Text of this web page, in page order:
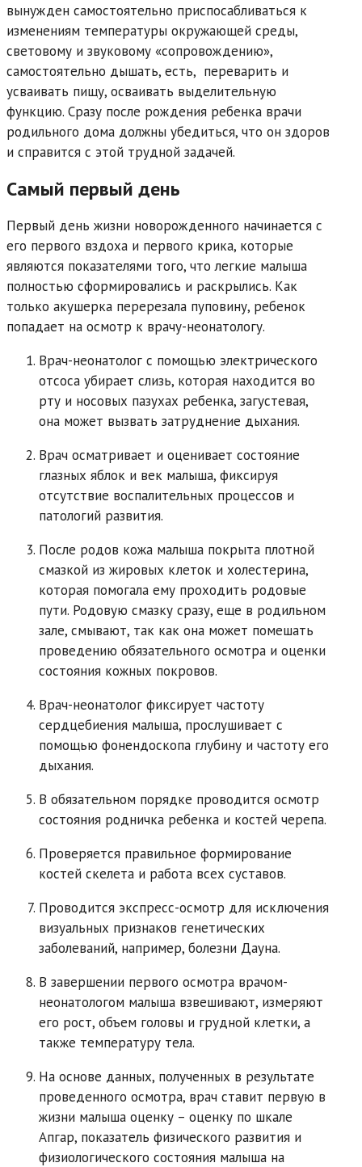
вынужден самостоятельно приспосабливаться к
изменениям температуры окружающей среды,
световому и звуковому «сопровождению»,
самостоятельно дышать, есть, переварить и
усваивать пищу, осваивать выделительную
функцию. Сразу после рождения ребенка врачи
родильного дома должны убедиться, что он здоров
и справится с этой трудной задачей.
Самый первый день
Первый день жизни новорожденного начинается с
его первого вздоха и первого крика, которые
являются показателями того, что легкие малыша
полностью сформировались и раскрылись. Как
только акушерка перерезала пуповину, ребенок
попадает на осмотр к врачу-неонатологу.
Врач-неонатолог с помощью электрического
отсоса убирает слизь, которая находится во
рту и носовых пазухах ребенка, загустевая,
она может вызвать затруднение дыхания.
Врач осматривает и оценивает состояние
глазных яблок и век малыша, фиксируя
отсутствие воспалительных процессов и
патологий развития.
После родов кожа малыша покрыта плотной
смазкой из жировых клеток и холестерина,
которая помогала ему проходить родовые
пути. Родовую смазку сразу, еще в родильном
зале, смывают, так как она может помешать
проведению обязательного осмотра и оценки
состояния кожных покровов.
Врач-неонатолог фиксирует частоту
сердцебиения малыша, прослушивает с
помощью фонендоскопа глубину и частоту его
дыхания.
В обязательном порядке проводится осмотр
состояния родничка ребенка и костей черепа.
Проверяется правильное формирование
костей скелета и работа всех суставов.
Проводится экспресс-осмотр для исключения
визуальных признаков генетических
заболеваний, например, болезни Дауна.
В завершении первого осмотра врачом-
неонатологом малыша взвешивают, измеряют
его рост, объем головы и грудной клетки, а
также температуру тела.
На основе данных, полученных в результате
проведенного осмотра, врач ставит первую в
жизни малыша оценку – оценку по шкале
Апгар, показатель физического развития и
физиологического состояния малыша на